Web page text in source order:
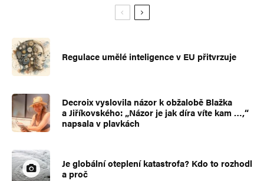
Regulace umělé inteligence v EU přitvrzuje
Decroix vyslovila názor k obžalobě Blažka
a Jiříkovského: „Názor je jak díra víte kam …,“
napsala v plavkách
Je globální oteplení katastrofa? Kdo to rozhodl
a proč